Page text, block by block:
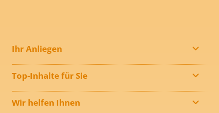
Ihr Anliegen
Top-Inhalte für Sie
Wir helfen Ihnen